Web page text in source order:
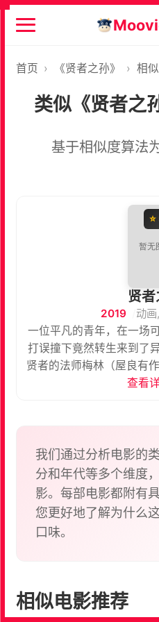
首页 › 《贤者之孙》 › 相
类似《贤者之
基于相似度算法
贤
2019 动
一位平凡的青年，在一场
打误撞下竟然转生来到了
贤者的法师梅林（屋良有
给这个孤零零的孩子取名
力量。当西恩决定进入亚
深造之时，梅林才发现，
恩魔法，竟然忘记了规训
西恩即将在对常识一窍不
人们开始
查看
我们通过分析电影的
分和年代等多个维度
影。每部电影都附有
您更好地了解为什么
口味。
相似电影推荐